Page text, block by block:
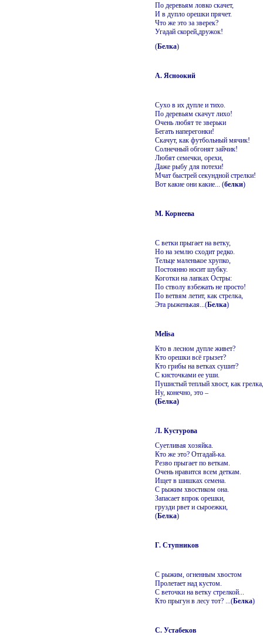
По деревьям ловко скачет,
И в дупло орешки прячет.
Что же это за зверек?
Угадай скорей,дружок!
(Белка)
А. Ясноокий
Сухо в их дупле и тихо.
По деревьям скачут лихо!
Очень любят те зверьки
Бегать наперегонки!
Скачут, как футбольный мячик!
Солнечный обгонят зайчик!
Любят семечки, орехи,
Даже рыбу для потехи!
Мчат быстрей секундной стрелки!
Вот какие они какие... (белки)
М. Корнеева
С ветки прыгает на ветку,
Но на землю сходит редко.
Тельце маленькое хрупко,
Постоянно носит шубку.
Коготки на лапках Остры:
По стволу взбежать не просто!
По ветвям летит, как стрелка,
Эта рыженькая...(Белка)
Melisa
Кто в лесном дупле живет?
Кто орешки всё грызет?
Кто грибы на ветках сушит?
С кисточками ее уши.
Пушистый теплый хвост, как грелка,
Ну, конечно, это –
(Белка)
Л. Кустурова
Суетливая хозяйка.
Кто же это? Отгадай-ка.
Резво прыгает по веткам.
Очень нравится всем деткам.
Ищет в шишках семена.
С рыжим хвостиком она.
Запасает впрок орешки,
грузди рвет и сыроежки,
(Белка)
Г. Ступников
С рыжим, огненным хвостом
Пролетает над кустом.
С веточки на ветку стрелкой...
Кто прыгун в лесу тот? ...(Белка)
С. Устабеков